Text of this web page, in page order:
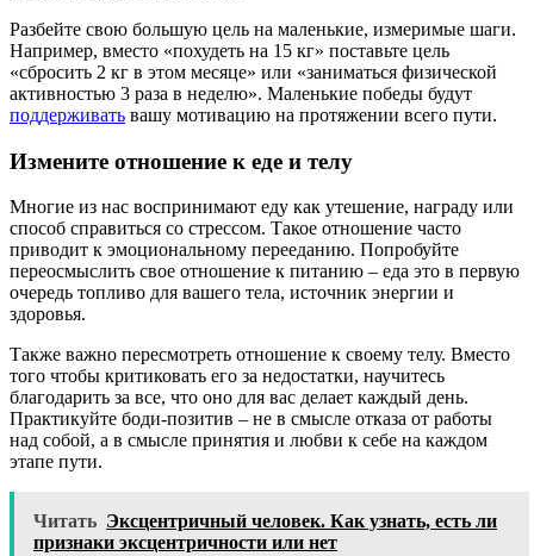
Разбейте свою большую цель на маленькие, измеримые шаги.
Например, вместо «похудеть на 15 кг» поставьте цель
«сбросить 2 кг в этом месяце» или «заниматься физической
активностью 3 раза в неделю». Маленькие победы будут
поддерживать вашу мотивацию на протяжении всего пути.
Измените отношение к еде и телу
Многие из нас воспринимают еду как утешение, награду или
способ справиться со стрессом. Такое отношение часто
приводит к эмоциональному перееданию. Попробуйте
переосмыслить свое отношение к питанию – еда это в первую
очередь топливо для вашего тела, источник энергии и
здоровья.
Также важно пересмотреть отношение к своему телу. Вместо
того чтобы критиковать его за недостатки, научитесь
благодарить за все, что оно для вас делает каждый день.
Практикуйте боди-позитив – не в смысле отказа от работы
над собой, а в смысле принятия и любви к себе на каждом
этапе пути.
Читать Эксцентричный человек. Как узнать, есть ли
признаки эксцентричности или нет